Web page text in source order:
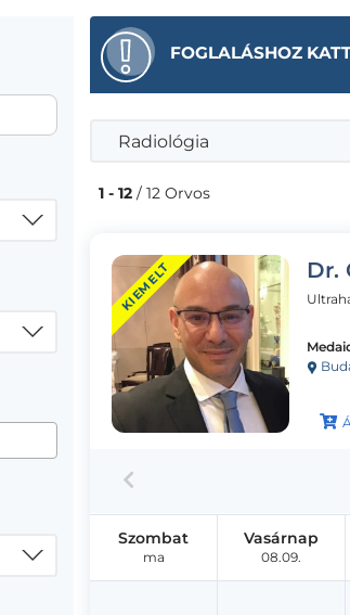
FOGLALÁSHOZ
Radiológia
1 - 12 / 12 Orvos
KIEMELT Dr.
Szombat
ma
Vasárnap
08.09.